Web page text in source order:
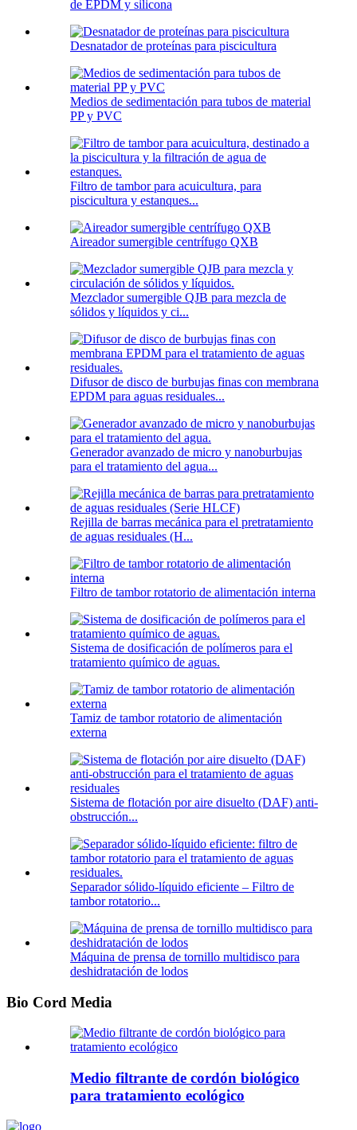
de EPDM y silicona
Desnatador de proteínas para piscicultura
Medios de sedimentación para tubos de material
PP y PVC
Filtro de tambor para acuicultura, para
piscicultura y estanques...
Aireador sumergible centrífugo QXB
Mezclador sumergible QJB para mezcla de
sólidos y líquidos y ci...
Difusor de disco de burbujas finas con membrana
EPDM para aguas residuales...
Generador avanzado de micro y nanoburbujas
para el tratamiento del agua...
Rejilla de barras mecánica para el pretratamiento
de aguas residuales (H...
Filtro de tambor rotatorio de alimentación interna
Sistema de dosificación de polímeros para el
tratamiento químico de aguas.
Tamiz de tambor rotatorio de alimentación
externa
Sistema de flotación por aire disuelto (DAF) anti-
obstrucción...
Separador sólido-líquido eficiente – Filtro de
tambor rotatorio...
Máquina de prensa de tornillo multidisco para
deshidratación de lodos
Bio Cord Media
Medio filtrante de cordón biológico
para tratamiento ecológico